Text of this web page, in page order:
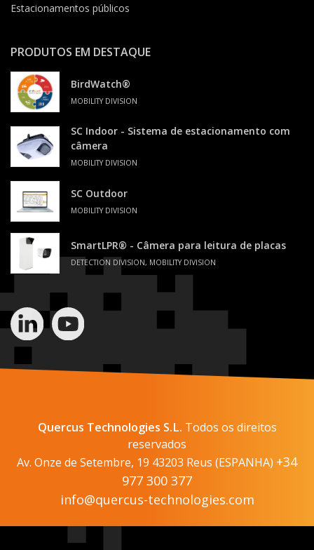
Estacionamentos públicos
PRODUTOS EM DESTAQUE
BirdWatch®
MOBILITY DIVISION
SC Indoor - Sistema de estacionamento com
câmera
MOBILITY DIVISION
SC Outdoor
MOBILITY DIVISION
SmartLPR® - Câmera para leitura de placas
DETECTION DIVISION, MOBILITY DIVISION
Quercus Technologies S.L. Todos os direitos
reservados
Av. Onze de Setembre, 19 43203 Reus (ESPANHA) +34
977 300 377
info@quercus-technologies.com